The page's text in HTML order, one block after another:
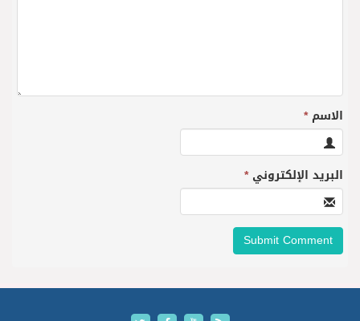
الاسم*
البريد الإلكتروني*